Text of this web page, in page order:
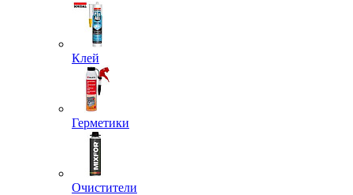
Клей
Герметики
Очистители